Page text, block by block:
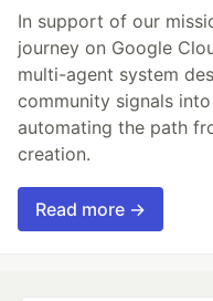
In support of our
journey on Google
multi-agent system
community signals
automating the path
creation.
Read more →